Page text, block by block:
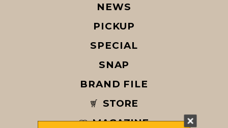
NEWS
PICKUP
SPECIAL
SNAP
BRAND FILE
STORE
MAGAZINE